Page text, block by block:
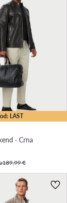
LAST
· Crna
189,99 €